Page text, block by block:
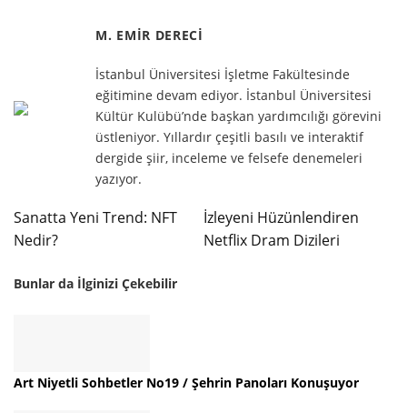
M. EMIR DERECI
İstanbul Üniversitesi İşletme Fakültesinde
eğitimine devam ediyor. İstanbul Üniversitesi
Kültür Kulübü’nde başkan yardımcılığı görevini
üstleniyor. Yıllardır çeşitli basılı ve interaktif
dergide şiir, inceleme ve felsefe denemeleri
yazıyor.
Sanatta Yeni Trend: NFT
Nedir?
İzleyeni Hüzünlendiren
Netflix Dram Dizileri
Bunlar da İlginizi Çekebilir
Art Niyetli Sohbetler No19 / Şehrin Panoları Konuşuyor